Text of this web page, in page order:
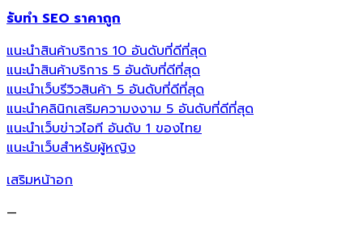
รับทำ SEO ราคาถูก
แนะนำสินค้าบริการ 10 อันดับที่ดีที่สุด
แนะนำสินค้าบริการ 5 อันดับที่ดีที่สุด
แนะนำเว็บรีวิวสินค้า 5 อันดับที่ดีที่สุด
แนะนำคลินิกเสริมความงงาม 5 อันดับที่ดีที่สุด
แนะนำเว็บข่าวไอที อันดับ 1 ของไทย
แนะนำเว็บสำหรับผู้หญิง
เสริมหน้าอก
—